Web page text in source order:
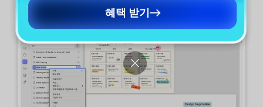
하려면 우클릭하여삭제를 선택해야 합니다.
혜택 받기